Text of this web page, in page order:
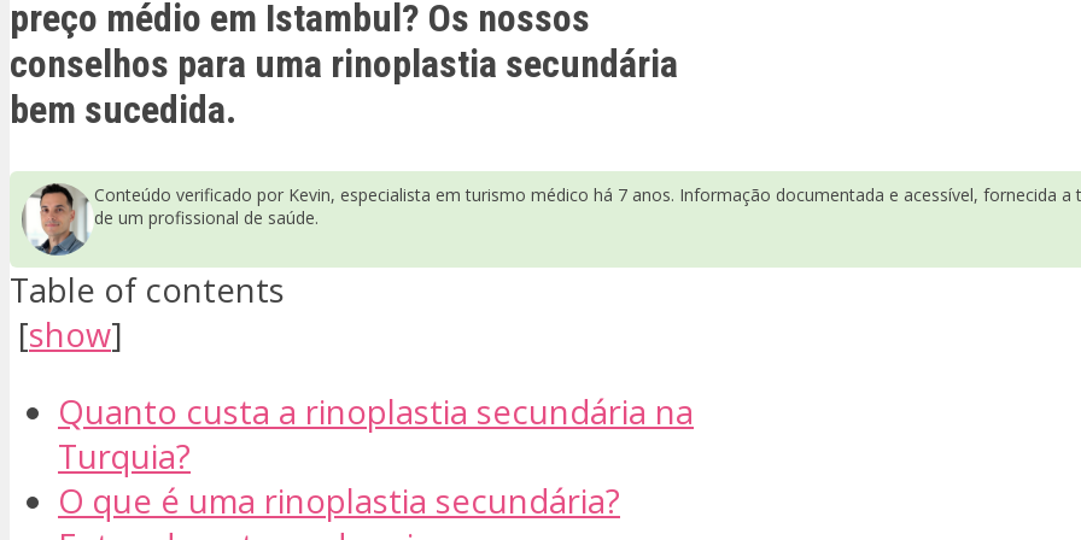
preço médio em Istambul? Os nossos
conselhos para uma rinoplastia secundária
bem sucedida.
Conteúdo verificado por Kevin, especialista em turismo médico há 7 anos. Informação documentada e acessível, fornecida
de um profissional de saúde.
Table of contents
[show]
Quanto custa a rinoplastia secundária na
Turquia?
O que é uma rinoplastia secundária?